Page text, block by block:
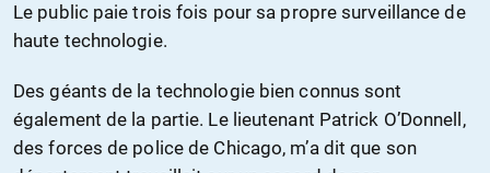
Le public paie trois fois pour sa propre surveillance de
haute technologie.
Des géants de la technologie bien connus sont
également de la partie. Le lieutenant Patrick O’Donnell,
des forces de police de Chicago, m’a dit que son